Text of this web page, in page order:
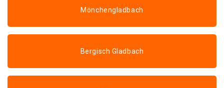
Mönchengladbach
Bergisch Gladbach